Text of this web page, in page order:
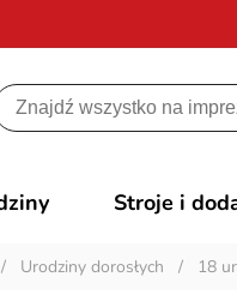
Stroje i
Urodziny dorosłych / 18